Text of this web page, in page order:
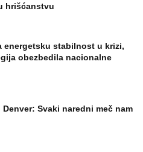
hrišćanstvu
energetsku stabilnost u krizi,
obezbedila nacionalne
Svaki naredni meč nam